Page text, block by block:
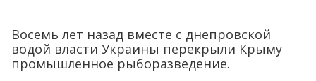
Восемь лет назад вместе с днепровской
водой власти Украины перекрыли Крыму
промышленное рыборазведение.